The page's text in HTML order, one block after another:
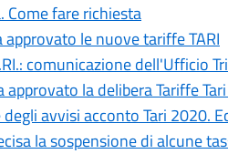
Come fare richiesta
le nuove tariffe TARI
comunicazione dell'Ufficio
la delibera Tariffe
avvisi acconto Tari 2020.
la sospensione di alcune